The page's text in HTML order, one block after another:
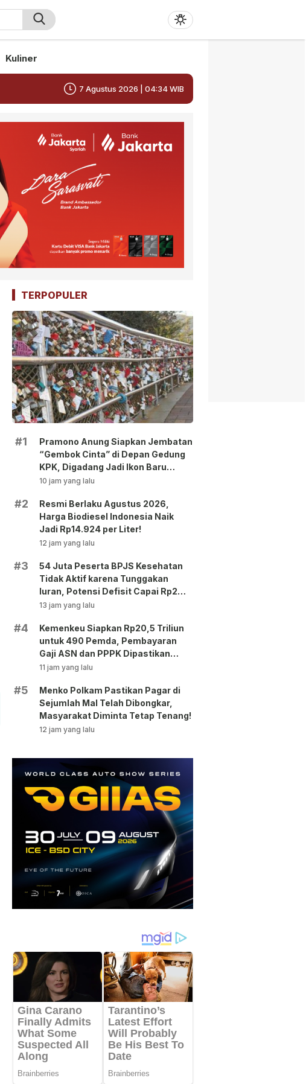
Kuliner
7 Agustus 2026 | 04:34 WIB
TERPOPULER
#1
Pramono Anung Siapkan Jembatan
“Gembok Cinta” di Depan Gedung
KPK, Digadang Jadi Ikon Baru
Jakarta!
10 jam yang lalu
#2
Resmi Berlaku Agustus 2026,
Harga Biodiesel Indonesia Naik
Jadi Rp14.924 per Liter!
12 jam yang lalu
#3
54 Juta Peserta BPJS Kesehatan
Tidak Aktif karena Tunggakan
Iuran, Potensi Defisit Capai Rp2
Triliun per Bulan!
13 jam yang lalu
#4
Kemenkeu Siapkan Rp20,5 Triliun
untuk 490 Pemda, Pembayaran
Gaji ASN dan PPPK Dipastikan
Tetap Berjalan!
11 jam yang lalu
#5
Menko Polkam Pastikan Pagar di
Sejumlah Mal Telah Dibongkar,
Masyarakat Diminta Tetap Tenang!
12 jam yang lalu